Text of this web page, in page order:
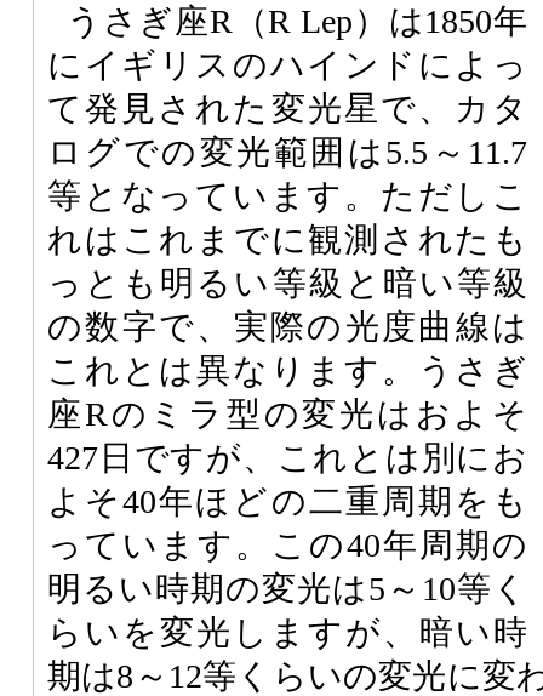
うさぎ座R（R Lep）は1850年
にイギリスのハインドによっ
て発見された変光星で、カタ
ログでの変光範囲は5.5～11.7
等となっています。ただしこ
れはこれまでに観測されたも
っとも明るい等級と暗い等級
の数字で、実際の光度曲線は
これとは異なります。うさぎ
座Rのミラ型の変光はおよそ
427日ですが、これとは別にお
よそ40年ほどの二重周期をも
っています。この40年周期の
明るい時期の変光は5～10等く
らいを変光しますが、暗い時
期は8～12等くらいの変光に変